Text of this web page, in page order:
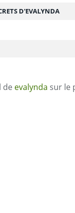
D'EVALYNDA
de evalynda sur le